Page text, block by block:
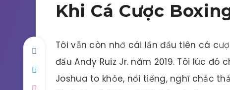
Khi Cá Cược
Tôi vẫn còn nhớ cái lần đầu tiên cá
đấu Andy Ruiz Jr. năm 2019. Tôi lúc
Joshua to khỏe, nổi tiếng, nghĩ chắc